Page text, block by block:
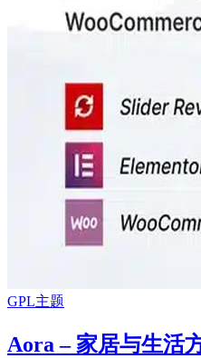
GPL主题
Aora – 家居与生活